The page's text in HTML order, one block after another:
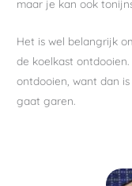
maar je kan ook
Het is wel belangrijk
de koelkast
ontdooien, want dan
gaat garen.